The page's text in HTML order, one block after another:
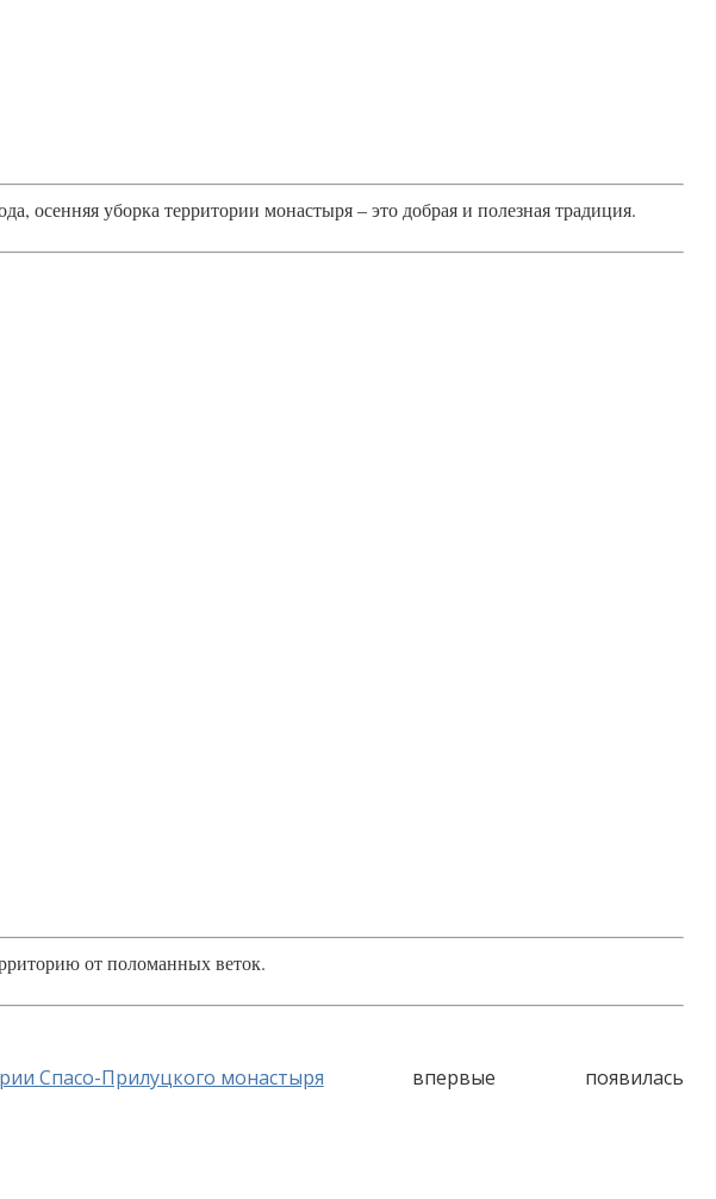
уборка территории монастыря – это добрая и полезная традиция.
от поломанных веток.
Спасо-Прилуцкого монастыря впервые появилась